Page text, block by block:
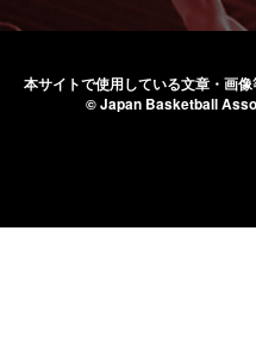
本サイトで使用している文章・画
© Japan Basketball